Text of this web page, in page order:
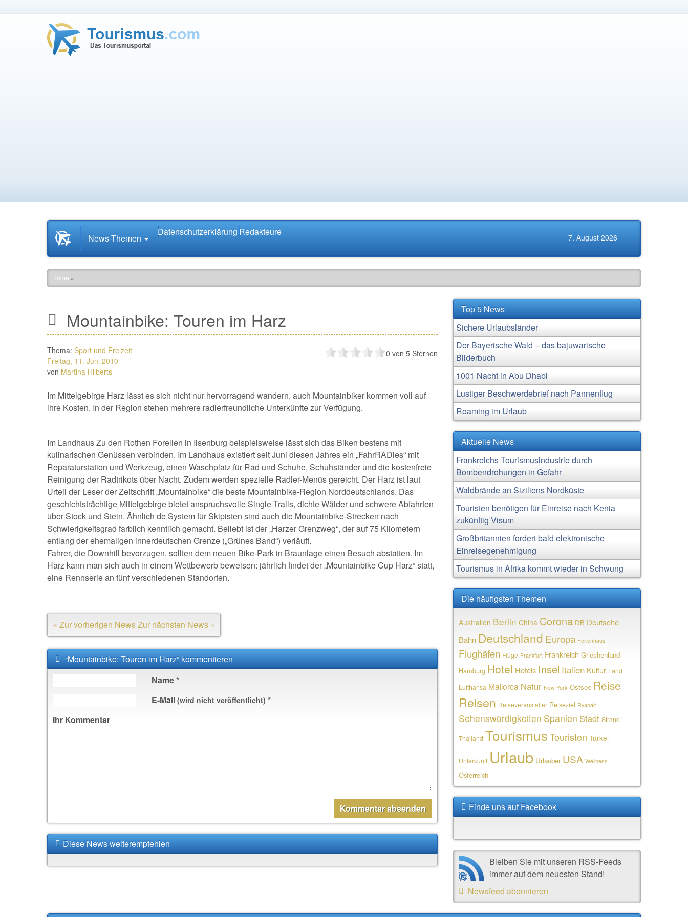
Startseite
News.Tourismus.com
News-Themen
Datenschutzerklärung Redakteure 7. August 2026
Home »
Mountainbike: Touren im Harz
Thema: Sport und Freizeit
Freitag, 11. Juni 2010
von Martina Hilberts
0 von 5 Sternen
Im Mittelgebirge Harz lässt es sich nicht nur hervorragend wandern, auch Mountainbiker kommen voll auf
ihre Kosten. In der Region stehen mehrere radlerfreundliche Unterkünfte zur Verfügung.
Im Landhaus Zu den Rothen Forellen in Ilsenburg beispielsweise lässt sich das Biken bestens mit
kulinarischen Genüssen verbinden. Im Landhaus existiert seit Juni diesen Jahres ein „FahrRADies“ mit
Reparaturstation und Werkzeug, einen Waschplatz für Rad und Schuhe, Schuhständer und die kostenfreie
Reinigung der Radtrikots über Nacht. Zudem werden spezielle Radler-Menüs gereicht. Der Harz ist laut
Urteil der Leser der Zeitschrift „Mountainbike“ die beste Mountainbike-Region Norddeutschlands. Das
geschichtsträchtige Mittelgebirge bietet anspruchsvolle Single-Trails, dichte Wälder und schwere Abfahrten
über Stock und Stein. Ähnlich de System für Skipisten sind auch die Mountainbike-Strecken nach
Schwierigkeitsgrad farblich kenntlich gemacht. Beliebt ist der „Harzer Grenzweg“, der auf 75 Kilometern
entlang der ehemaligen innerdeutschen Grenze („Grünes Band“) verläuft.
Fahrer, die Downhill bevorzugen, sollten dem neuen Bike-Park in Braunlage einen Besuch abstatten. Im
Harz kann man sich auch in einem Wettbewerb beweisen: jährlich findet der „Mountainbike Cup Harz“ statt,
eine Rennserie an fünf verschiedenen Standorten.
« Zur vorherigen NewsZur nächsten News »
“Mountainbike: Touren im Harz” kommentieren
Name*
E-Mail (wird nicht veröffentlicht) *
Ihr Kommentar
Diese News weiterempfehlen
Top 5 News
Sichere Urlaubsländer
Der Bayerische Wald – das bajuwarische
Bilderbuch
1001 Nacht in Abu Dhabi
Lustiger Beschwerdebrief nach Pannenflug
Roaming im Urlaub
Aktuelle News
Frankreichs Tourismusindustrie durch
Bombendrohungen in Gefahr
Waldbrände an Siziliens Nordküste
Touristen benötigen für Einreise nach Kenia
zukünftig Visum
Großbritannien fordert bald elektronische
Einreisegenehmigung
Tourismus in Afrika kommt wieder in Schwung
Die häufigsten Themen
Australien Berlin China Corona DB Deutsche
Bahn Deutschland Europa Ferienhaus
Flughäfen Flüge Frankfurt Frankreich Griechenland
Hamburg Hotel Hotels Insel Italien Kultur Land
Lufthansa Mallorca Natur New York Ostsee Reise
Reisen Reiseveranstalter Reiseziel Ryanair
Sehenswürdigkeiten Spanien Stadt Strand
Thailand Tourismus Touristen Türkei
Unterkunft Urlaub Urlauber USA Wellness
Österreich
Finde uns auf Facebook
Bleiben Sie mit unseren RSS-Feeds
immer auf dem neuesten Stand!
Newsfeed abonnieren